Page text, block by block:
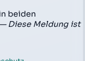
beiden
— Diese Meldung ist